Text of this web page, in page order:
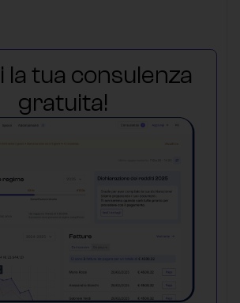
la tua consulenza
gratuita!